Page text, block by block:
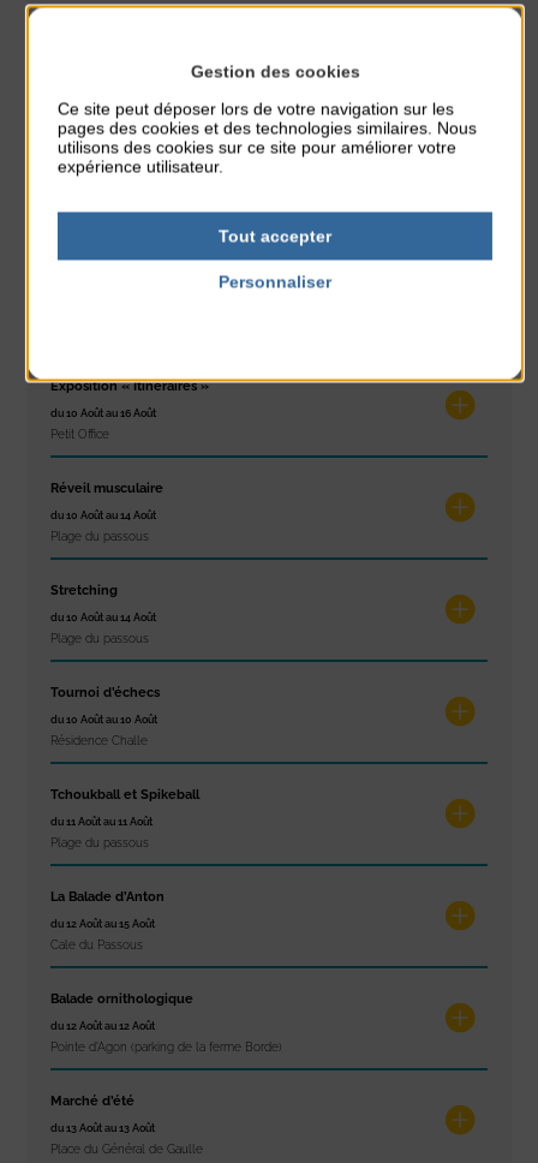
À noter aussi
du 9 Août au 9 Août
Exposition « Itinéraires »
du 10 Août au 16 Août
Petit Office
Réveil musculaire
du 10 Août au 14 Août
Plage du passous
Stretching
du 10 Août au 14 Août
Plage du passous
Tournoi d’échecs
du 10 Août au 10 Août
Résidence Challe
Tchoukball et Spikeball
du 11 Août au 11 Août
Plage du passous
La Balade d’Anton
du 12 Août au 15 Août
Cale du Passous
Balade ornithologique
du 12 Août au 12 Août
Pointe d'Agon (parking de la ferme Borde)
Marché d’été
du 13 Août au 13 Août
Place du Général de Gaulle
Gestion des cookies
Ce site peut déposer lors de votre navigation sur les
pages des cookies et des technologies similaires. Nous
utilisons des cookies sur ce site pour améliorer votre
expérience utilisateur.
Tout accepter
Personnaliser